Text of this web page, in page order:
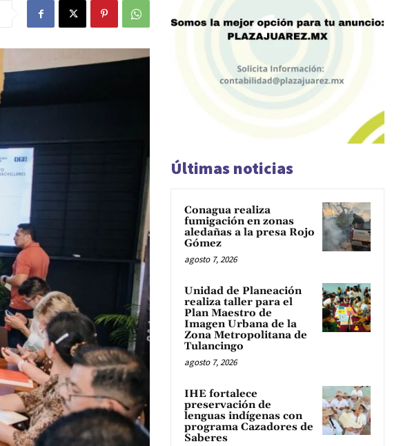
Últimas noticias
Conagua realiza
fumigación en zonas
aledañas a la presa Rojo
Gómez
agosto 7, 2026
Unidad de Planeación
realiza taller para el
Plan Maestro de
Imagen Urbana de la
Zona Metropolitana de
Tulancingo
agosto 7, 2026
IHE fortalece
preservación de
lenguas indígenas con
programa Cazadores de
Saberes